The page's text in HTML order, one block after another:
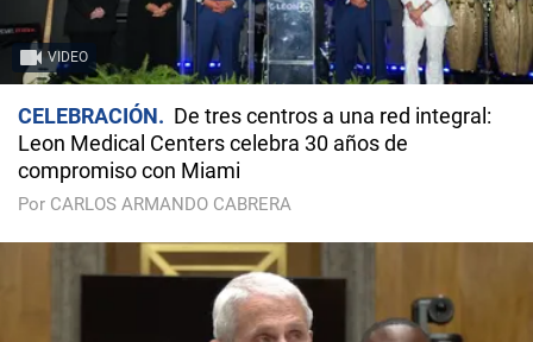
VIDEO
CELEBRACIÓN
De tres centros a una red integral:
Leon Medical Centers celebra 30 años de
compromiso con Miami
Por CARLOS ARMANDO CABRERA